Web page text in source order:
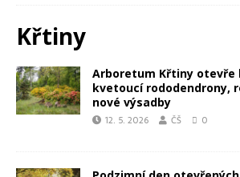
Křtiny
Arboretum Křtiny otevře
kvetoucí rododendrony,
nové výsadby
12. 5. 2026 ČŠ 0